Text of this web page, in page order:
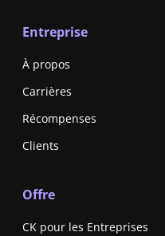
Entreprise
À propos
Carrières
Récompenses
Clients
Offre
CK pour les Entreprises